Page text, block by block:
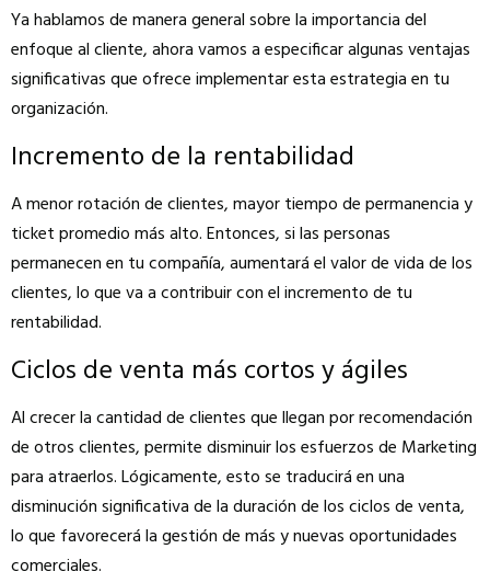
Ya hablamos de manera general sobre la importancia del
enfoque al cliente, ahora vamos a especificar algunas ventajas
significativas que ofrece implementar esta estrategia en tu
organización.
Incremento de la rentabilidad
A menor rotación de clientes, mayor tiempo de permanencia y
ticket promedio más alto. Entonces, si las personas
permanecen en tu compañía, aumentará el valor de vida de los
clientes, lo que va a contribuir con el incremento de tu
rentabilidad.
Ciclos de venta más cortos y ágiles
Al crecer la cantidad de clientes que llegan por recomendación
de otros clientes, permite disminuir los esfuerzos de Marketing
para atraerlos. Lógicamente, esto se traducirá en una
disminución significativa de la duración de los ciclos de venta,
lo que favorecerá la gestión de más y nuevas oportunidades
comerciales.